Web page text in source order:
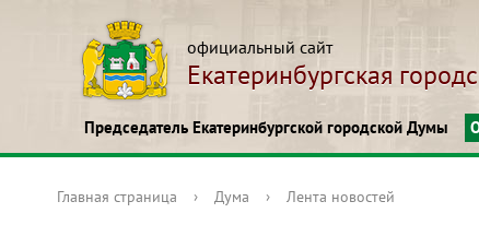
официальный сайт
Екатеринбургская
Председатель Екатеринбургской городской Думы
Главная страница › Дума › Лента новостей